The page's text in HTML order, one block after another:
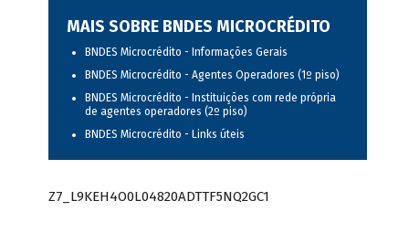
MAIS SOBRE BNDES MICROCRÉDITO
BNDES Microcrédito - Informações Gerais
BNDES Microcrédito - Agentes Operadores (1º piso)
BNDES Microcrédito - Instituições com rede própria
de agentes operadores (2º piso)
BNDES Microcrédito - Links úteis
Z7_L9KEH4O0L04820ADTTF5NQ2GC1